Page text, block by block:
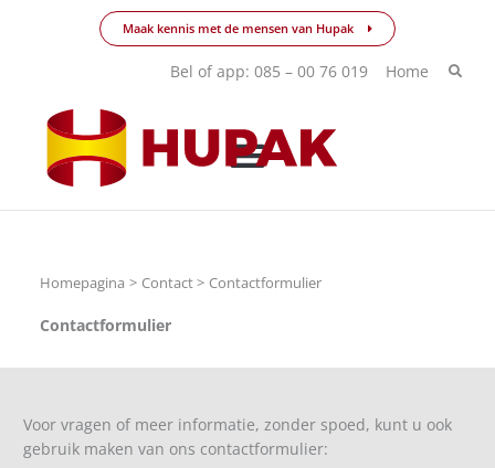
Maak kennis met de mensen van Hupak
Bel of app: 085 – 00 76 019 Home
Homepagina Contact Contactformulier
Contactformulier
Voor vragen of meer informatie, zonder spoed, kunt u ook
gebruik maken van ons contactformulier: